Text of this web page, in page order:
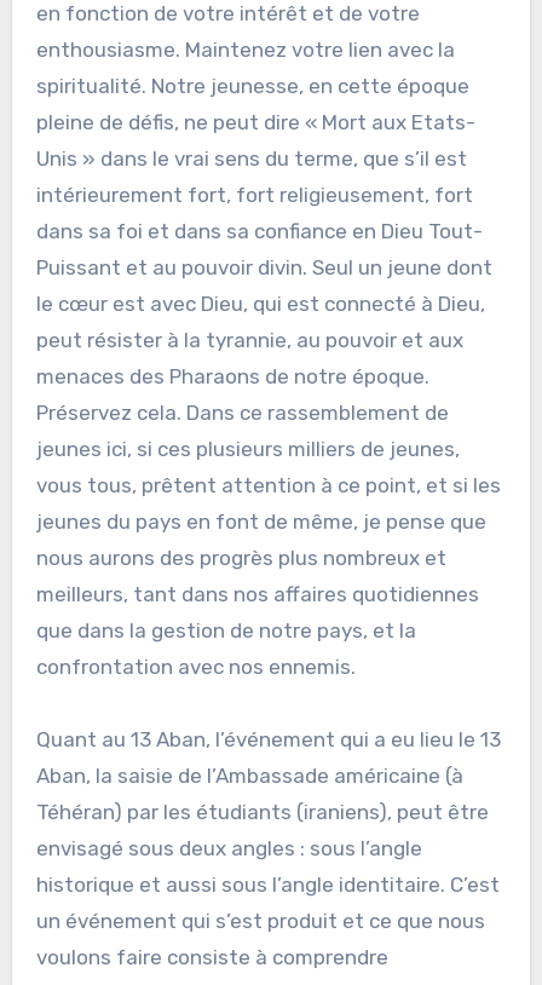
en fonction de votre intérêt et de votre
enthousiasme. Maintenez votre lien avec la
spiritualité. Notre jeunesse, en cette époque
pleine de défis, ne peut dire « Mort aux Etats-
Unis » dans le vrai sens du terme, que s’il est
intérieurement fort, fort religieusement, fort
dans sa foi et dans sa confiance en Dieu Tout-
Puissant et au pouvoir divin. Seul un jeune dont
le cœur est avec Dieu, qui est connecté à Dieu,
peut résister à la tyrannie, au pouvoir et aux
menaces des Pharaons de notre époque.
Préservez cela. Dans ce rassemblement de
jeunes ici, si ces plusieurs milliers de jeunes,
vous tous, prêtent attention à ce point, et si les
jeunes du pays en font de même, je pense que
nous aurons des progrès plus nombreux et
meilleurs, tant dans nos affaires quotidiennes
que dans la gestion de notre pays, et la
confrontation avec nos ennemis.
Quant au 13 Aban, l’événement qui a eu lieu le 13
Aban, la saisie de l’Ambassade américaine (à
Téhéran) par les étudiants (iraniens), peut être
envisagé sous deux angles : sous l’angle
historique et aussi sous l’angle identitaire. C’est
un événement qui s’est produit et ce que nous
voulons faire consiste à comprendre